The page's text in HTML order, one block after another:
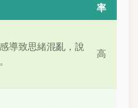
率
導致思緒混亂，說
高